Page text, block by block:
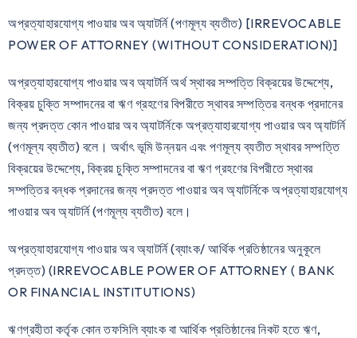
অপ্রত্যাহারযোগ্য পাওয়ার অব অ্যাটর্নি (পণমূল্য ব্যতীত) [IRREVOCABLE
POWER OF ATTORNEY (WITHOUT CONSIDERATION)]
অপ্রত্যাহারযোগ্য পাওয়ার অব অ্যাটর্নি অর্থ স্থাবর সম্পত্তি বিক্রয়ের উদ্দেশ্যে,
বিক্রয় চুক্তি সম্পাদনের বা ঋণ গ্রহণের বিপরীতে স্থাবর সম্পত্তির বন্ধক প্রদানের
জন্য প্রদত্ত কোন পাওয়ার অব অ্যাটর্নিকে অপ্রত্যাহারযোগ্য পাওয়ার অব অ্যাটর্নি
(পণমূল্য ব্যতীত) বলে। অর্থাৎ ভূমি উন্নয়ন এবং পণমূল্য ব্যতীত স্থাবর সম্পত্তি
বিক্রয়ের উদ্দেশ্যে, বিক্রয় চুক্তি সম্পাদনের বা ঋণ গ্রহণের বিপরীতে স্থাবর
সম্পত্তির বন্ধক প্রদানের জন্য প্রদত্ত পাওয়ার অব অ্যাটর্নিকে অপ্রত্যাহারযােগ্য
পাওয়ার অব অ্যাটর্নি (পণমূল্য ব্যতীত) বলে।
অপ্রত্যাহারযোগ্য পাওয়ার অব অ্যাটর্নি (ব্যাংক/ আর্থিক প্রতিষ্ঠানের অনুকূলে
প্রদত্ত) (IRREVOCABLE POWER OF ATTORNEY ( BANK
OR FINANCIAL INSTITUTIONS)
ঋণগ্রহীতা কর্তৃক কোন তফসিলি ব্যাংক বা আর্থিক প্রতিষ্ঠানের নিকট হতে ঋণ,